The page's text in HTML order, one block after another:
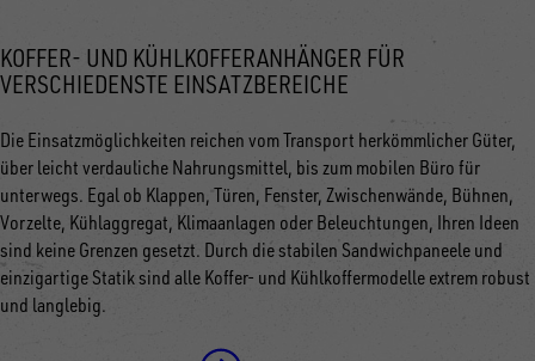
KOFFER- UND KÜHLKOFFERANHÄNGER FÜR
VERSCHIEDENSTE EINSATZBEREICHE
Die Einsatzmöglichkeiten reichen vom Transport herkömmlicher Güter,
über leicht verdauliche Nahrungsmittel, bis zum mobilen Büro für
unterwegs. Egal ob Klappen, Türen, Fenster, Zwischenwände, Bühnen,
Vorzelte, Kühlaggregat, Klimaanlagen oder Beleuchtungen, Ihren Ideen
sind keine Grenzen gesetzt. Durch die stabilen Sandwichpaneele und
einzigartige Statik sind alle Koffer- und Kühlkoffermodelle extrem robust
und langlebig.